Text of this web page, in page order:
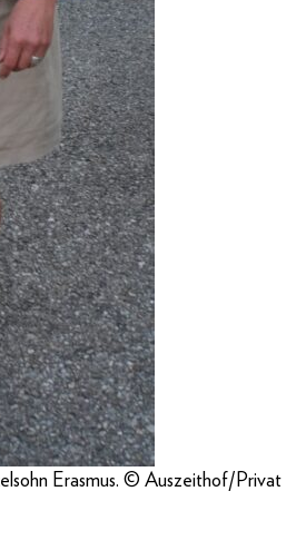
Erasmus. © Auszeithof/Privat